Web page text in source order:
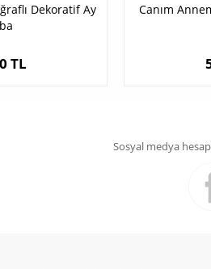
Dekoratif Ay
TL
Canım
Sosyal medya